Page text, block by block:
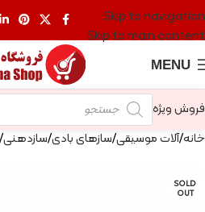
Skip to navigation
Skip to main content
MENU
فروش ویژه
خانه آلات موسیقی سازهای بادی سازدهنی
SOLD
OUT